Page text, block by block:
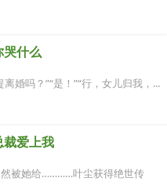
哭什么
婚吗？”“是！”“行，女儿归我，...
裁爱上我
被她给…………叶尘获得绝世传